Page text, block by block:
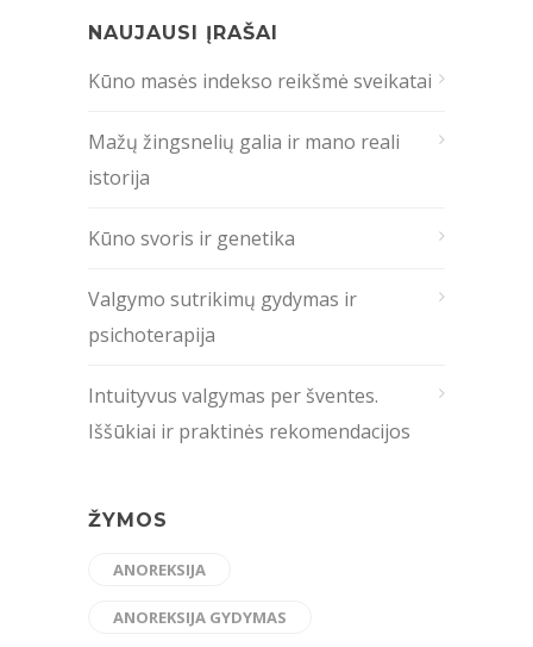
NAUJAUSI ĮRAŠAI
Kūno masės indekso reikšmė sveikatai
Mažų žingsnelių galia ir mano reali
istorija
Kūno svoris ir genetika
Valgymo sutrikimų gydymas ir
psichoterapija
Intuityvus valgymas per šventes.
Iššūkiai ir praktinės rekomendacijos
ŽYMOS
ANOREKSIJA
ANOREKSIJA GYDYMAS